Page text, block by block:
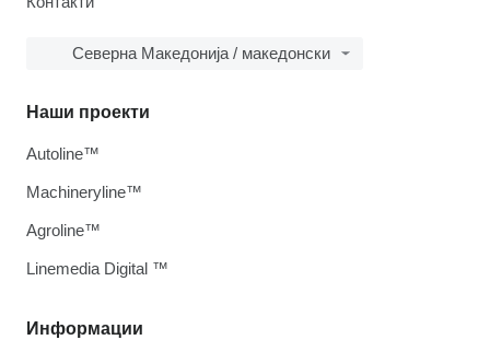
Северна Македонија / македонски
Информации
Наши проекти
Autoline™
Machineryline™
Agroline™
Linemedia Digital ™